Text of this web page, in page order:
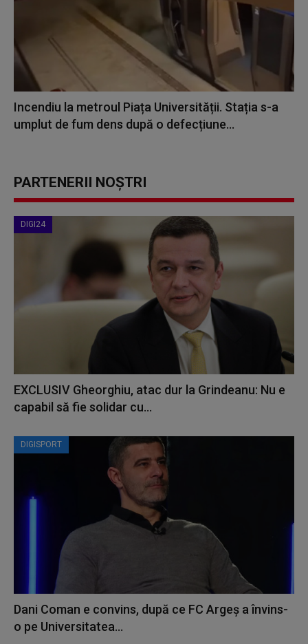
Incendiu la metroul Piața Universității. Stația s-a
umplut de fum dens după o defecțiune...
PARTENERII NOȘTRI
DIGI24
EXCLUSIV Gheorghiu, atac dur la Grindeanu: Nu e
capabil să fie solidar cu...
DIGISPORT
Dani Coman e convins, după ce FC Argeș a învins-
o pe Universitatea...